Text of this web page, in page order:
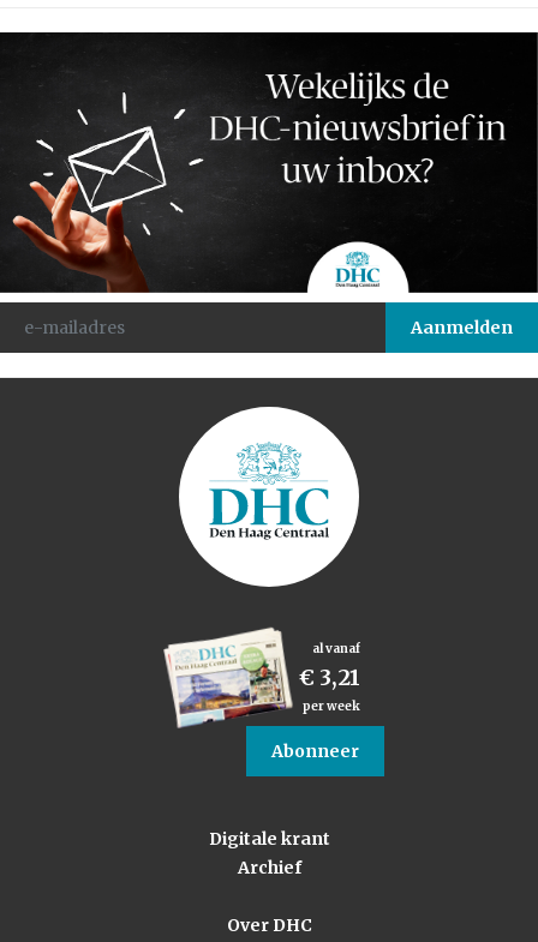
al vanaf
€ 3,21
per week
Abonneer
Digitale krant
Archief
Over DHC